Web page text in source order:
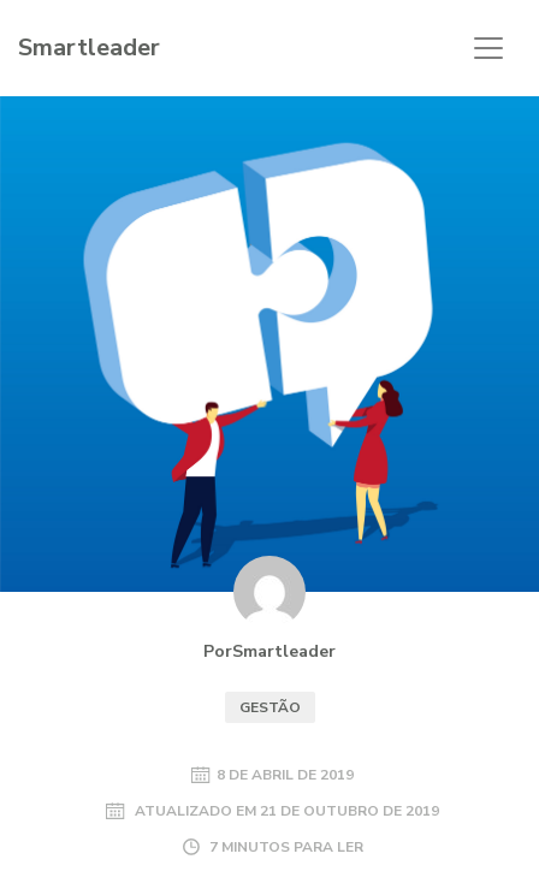
Smartleader
PorSmartleader
GESTÃO
8 DE ABRIL DE 2019
ATUALIZADO EM 21 DE OUTUBRO DE 2019
7 MINUTOS PARA LER